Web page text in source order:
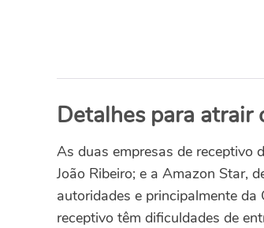
Detalhes para atrair
As duas empresas de receptivo
João Ribeiro; e a Amazon Star,
autoridades e principalmente da
receptivo têm dificuldades de